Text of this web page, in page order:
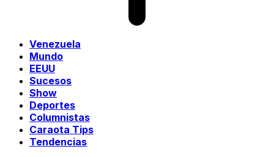
Venezuela
Mundo
EEUU
Sucesos
Show
Deportes
Columnistas
Caraota Tips
Tendencias